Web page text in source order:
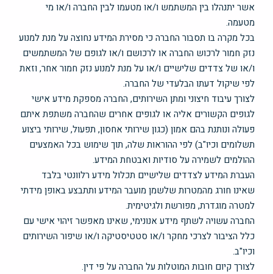
אשר יתנהלו בין המשתמש ו/או מטעמו לבין החברה ו/או מי
מטעמה.
בכל מקרה בו תסבור החברה כי מסירת המידע נחוצה על מנת למנוע
נזק חמור לרכוש החברה או לרכושם ו/או לגופם של המשתמשים
ו/או של צדדים שלישיים ו/או על מנת למנוע נזק חמור אחר, וזאת
לפי שיקול דעתו הבלעדי של החברה.
לצורך עיבוד חיצוני ומתן השירותים, החברה מספקת מידע אישי
לגופים הקשורים אליה או לגופים אחרים שהחברה משתפת איתם
פעולה ונותנת בהם אמון (כגון שירותי אחסון, תפעול, שירותי ביצוע
תשלומים וכיו"ב) לפי ההוראות שלה, תוך שימוש בכל האמצעים
ההולמים לשמירה על סודיות ואבטחת המידע.
העברת המידע לצדדים שלישיים תכלול מידע רלוונטי בלבד
שאינו חורג מהמטרות שלשמן מועבר המידע ותתבצע באופן מידתי
למטרה מוגדרת, מפורשת ולגיטימית.
החברה עשויה לשתף מידע אנונימי, שאינו מאפשר זיהוי אישי עם
כלל הציבור לצרכי מחקר ו/או סטטיסטיקה ו/או שיפור השירותים
וכיו"ב.
לצורך קיום חובות המוטלות על החברה על פי דין.